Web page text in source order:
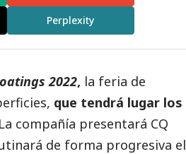
Perplexity
2022, la feria de
que tendrá lugar los
compañía presentará CQ
de forma progresiva el